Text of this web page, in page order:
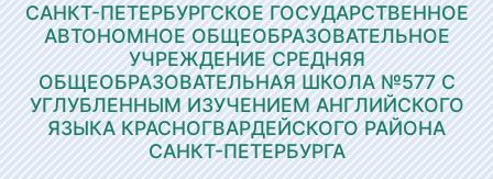
САНКТ-ПЕТЕРБУРГСКОЕ ГОСУДАРСТВЕННОЕ
АВТОНОМНОЕ ОБЩЕОБРАЗОВАТЕЛЬНОЕ
УЧРЕЖДЕНИЕ СРЕДНЯЯ
ОБЩЕОБРАЗОВАТЕЛЬНАЯ ШКОЛА №577 С
УГЛУБЛЕННЫМ ИЗУЧЕНИЕМ АНГЛИЙСКОГО
ЯЗЫКА КРАСНОГВАРДЕЙСКОГО РАЙОНА
САНКТ-ПЕТЕРБУРГА